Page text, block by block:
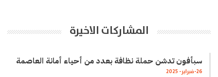
المشاركات الاخيرة
سبأفون تدشن حملة نظافة بعدد من أحياء أمانة العاصمة
26-فبراير- 2025